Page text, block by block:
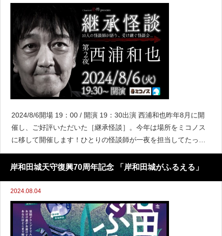
2024/8/6開場 19：00 / 開演 19：30出演 西浦和也昨年8月に開
催し、ご好評いただいた［継承怪談］。今年は場所をミコノス
に移して開催します！ひとりの怪談師が一夜を担当してたっぷ
りと怪談を聴かせる怪談会です。イベントの最後には次回を担
当する怪談師に向けた怪談の「お題」
岸和田城天守復興70周年記念 「岸和田城がふるえる」
2024.08.04